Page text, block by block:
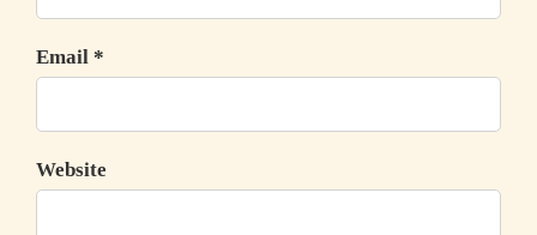
Email *
Website